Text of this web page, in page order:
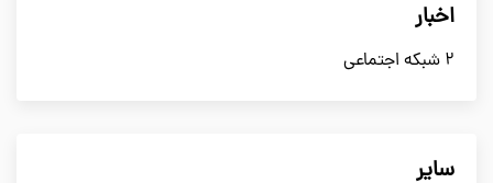
اخبار
2 شبکه اجتماعی
سایر